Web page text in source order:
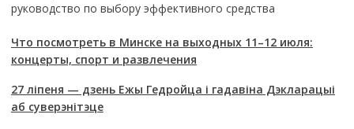
руководство по выбору эффективного средства
Что посмотреть в Минске на выходных 11–12 июля:
концерты, спорт и развлечения
27 ліпеня — дзень Ежы Гедройца і гадавіна Дэкларацыі
аб суверэнітэце